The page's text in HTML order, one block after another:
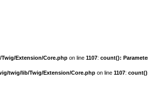
Extension/Core.php on line 1107: count():
twig/lib/Twig/Extension/Core.php on line 1107: